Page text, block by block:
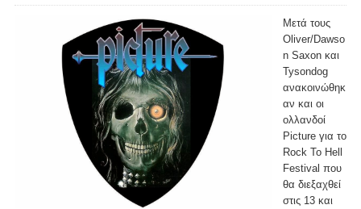
Μετά τους
Oliver/Dawso
n Saxon και
Tysondog
ανακοινώθηκ
αν και οι
ολλανδοί
Picture για το
Rock To Hell
Festival που
θα διεξαχθεί
στις 13 και